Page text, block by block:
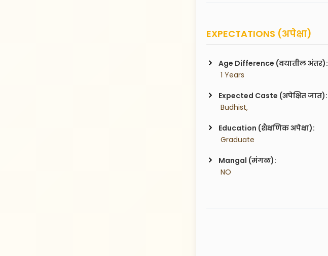
EXPECTATIONS (अपेक्षा)
Age Difference (वयातील अंतर):
1 Years
Expected Caste (अपेक्षित जात):
Budhist,
Education (शैक्षणिक अपेक्षा):
Graduate
Mangal (मंगळ):
NO